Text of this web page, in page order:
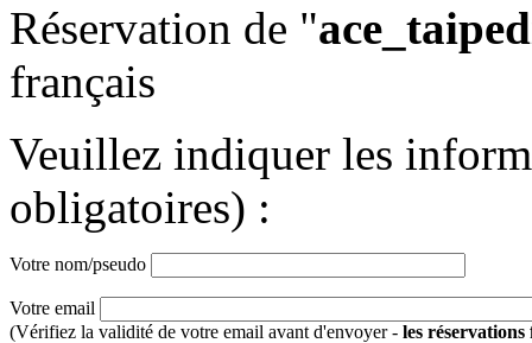
Réservation de "
français
Veuillez indiquer les
obligatoires) :
Votre nom/pseudo
Votre email
(Vérifiez la validité de votre email avant d'envoyer - les réservations